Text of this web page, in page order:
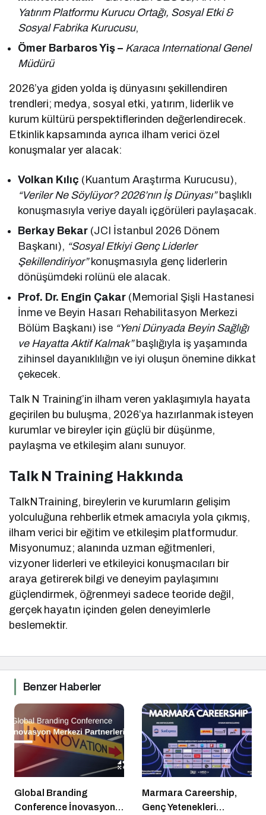
Yatırım Platformu Kurucu Ortağı, Sosyal Etki &
Sosyal Fabrika Kurucusu,
Ömer Barbaros Yiş – Karaca International Genel
Müdürü
2026’ya giden yolda iş dünyasını şekillendiren
trendleri; medya, sosyal etki, yatırım, liderlik ve
kurum kültürü perspektiflerinden değerlendirecek.
Etkinlik kapsamında ayrıca ilham verici özel
konuşmalar yer alacak:
Volkan Kılıç (Kuantum Araştırma Kurucusu),
“Veriler Ne Söylüyor? 2026’nın İş Dünyası” başlıklı
konuşmasıyla veriye dayalı içgörüleri paylaşacak.
Berkay Bekar (JCI İstanbul 2026 Dönem
Başkanı), “Sosyal Etkiyi Genç Liderler
Şekillendiriyor” konuşmasıyla genç liderlerin
dönüşümdeki rolünü ele alacak.
Prof. Dr. Engin Çakar (Memorial Şişli Hastanesi
İnme ve Beyin Hasarı Rehabilitasyon Merkezi
Bölüm Başkanı) ise “Yeni Dünyada Beyin Sağlığı
ve Hayatta Aktif Kalmak” başlığıyla iş yaşamında
zihinsel dayanıklılığın ve iyi oluşun önemine dikkat
çekecek.
Talk N Training’in ilham veren yaklaşımıyla hayata
geçirilen bu buluşma, 2026’ya hazırlanmak isteyen
kurumlar ve bireyler için güçlü bir düşünme,
paylaşma ve etkileşim alanı sunuyor.
Talk N Training Hakkında
TalkNTraining, bireylerin ve kurumların gelişim
yolculuğuna rehberlik etmek amacıyla yola çıkmış,
ilham verici bir eğitim ve etkileşim platformudur.
Misyonumuz; alanında uzman eğitmenleri,
vizyoner liderleri ve etkileyici konuşmacıları bir
araya getirerek bilgi ve deneyim paylaşımını
güçlendirmek, öğrenmeyi sadece teoride değil,
gerçek hayatın içinden gelen deneyimlerle
beslemektir.
Benzer Haberler
Global Branding
Conference İnovasyon
Marmara Careership,
Genç Yetenekleri